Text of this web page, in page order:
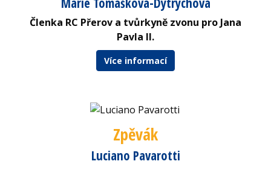
Členka RC Přerov a tvůrkyně zvonu pro Jana
Pavla II.
Více informací
Zpěvák
Luciano Pavarotti